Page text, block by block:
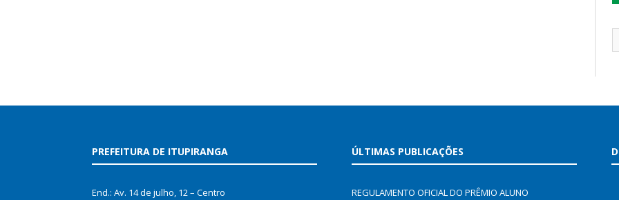
PREFEITURA DE ITUPIRANGA
End.: Av. 14 de julho, 12 – Centro
ÚLTIMAS PUBLICAÇÕES
REGULAMENTO OFICIAL DO PRÊMIO ALUNO